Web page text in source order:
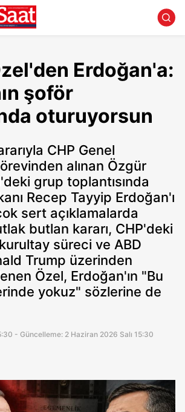
Erdoğan'a:
şoför
oturuyorsun
CHP Genel
alınan Özgür
grup toplantısında
Recep Tayyip Erdoğan'ı
sert açıklamalarda
butlan kararı, CHP'deki
süreci ve ABD
Trump üzerinden
Özel, Erdoğan'ın "Bu
yokuz" sözlerine de
- Güncelleme: 2 Haziran 2026 Salı 15:30